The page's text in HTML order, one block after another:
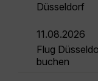
Düsseldorf
11.08.2026
Flug
buchen